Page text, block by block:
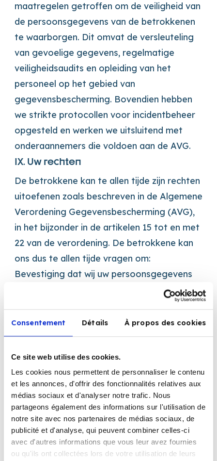
Consentement Détails À propos des cookies
Ce site web utilise des cookies.
Les cookies nous permettent de personnaliser le contenu
et les annonces, d'offrir des fonctionnalités relatives aux
médias sociaux et d'analyser notre trafic. Nous
partageons également des informations sur l'utilisation de
notre site avec nos partenaires de médias sociaux, de
publicité et d'analyse, qui peuvent combiner celles-ci
avec d'autres informations que vous leur avez fournies
ou qu'ils ont collectées lors de votre utilisation de leurs
maatregelen getroffen om de veiligheid van
de persoonsgegevens van de betrokkenen
te waarborgen. Dit omvat de versleuteling
van gevoelige gegevens, regelmatige
veiligheidsaudits en opleiding van het
personeel op het gebied van
gegevensbescherming. Bovendien hebben
we strikte protocollen voor incidentbeheer
opgesteld en werken we uitsluitend met
onderaannemers die voldoen aan de AVG.
IX. Uw rechten
De betrokkene kan te allen tijde zijn rechten
uitoefenen zoals beschreven in de Algemene
Verordening Gegevensbescherming (AVG),
in het bijzonder in de artikelen 15 tot en met
22 van de verordening. De betrokkene kan
ons dus te allen tijde vragen om:
Bevestiging dat wij uw persoonsgegevens
persoonsgegevens die wij verwerken (“recht
op inzage”)
De rectificatie van uw persoonsgegevens
(“recht op rectificatie”)
De verwijdering van uw persoonsgegevens
(“recht op verwijdering”)
De stopzetting van de verwerking van uw
persoonsgegevens (“recht van bezwaar”)
De beperking van de verwerking van uw
persoonsgegevens (“recht op beperking